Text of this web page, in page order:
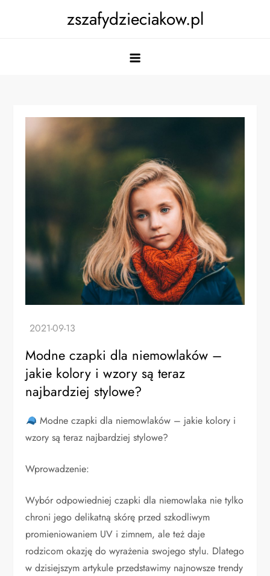
zszafydzieciakow.pl
Modne czapki dla niemowlaków –
jakie kolory i wzory są teraz
najbardziej stylowe?
Modne czapki dla niemowlaków – jakie kolory i
wzory są teraz najbardziej stylowe?
Wprowadzenie:
Wybór odpowiedniej czapki dla niemowlaka nie tylko
chroni jego delikatną skórę przed szkodliwym
promieniowaniem UV i zimnem, ale też daje
rodzicom okazję do wyrażenia swojego stylu. Dlatego
w dzisiejszym artykule przedstawimy najnowsze trendy